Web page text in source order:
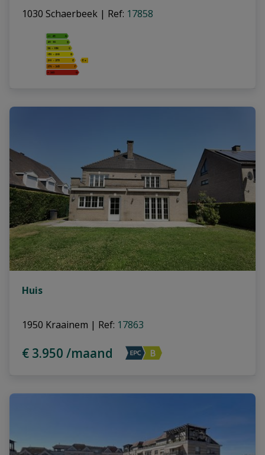
1030 Schaerbeek | Ref: 17858
Huis
1950 Kraainem | Ref: 17863
€ 3.950 /maand